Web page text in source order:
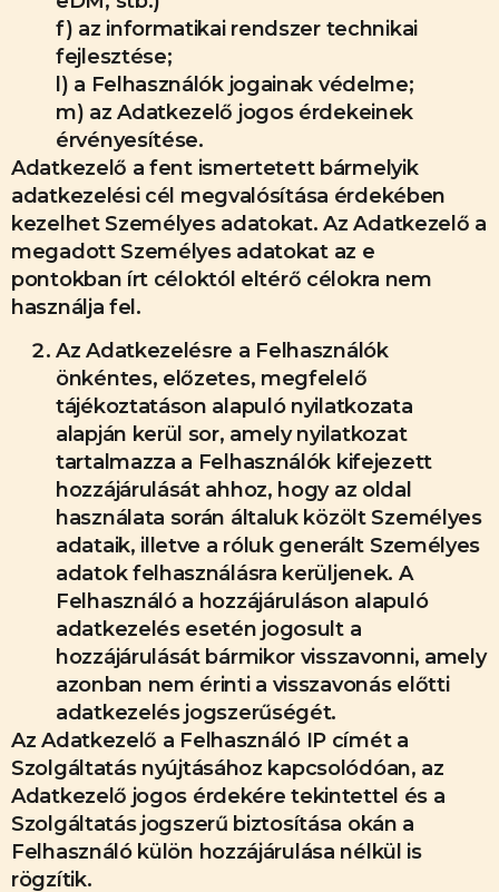
f) az informatikai rendszer technikai
fejlesztése;
l) a Felhasználók jogainak védelme;
m) az Adatkezelő jogos érdekeinek
érvényesítése.
Adatkezelő a fent ismertetett bármelyik
adatkezelési cél megvalósítása érdekében
kezelhet Személyes adatokat. Az Adatkezelő a
megadott Személyes adatokat az e
pontokban írt céloktól eltérő célokra nem
használja fel.
Az Adatkezelésre a Felhasználók
önkéntes, előzetes, megfelelő
tájékoztatáson alapuló nyilatkozata
alapján kerül sor, amely nyilatkozat
tartalmazza a Felhasználók kifejezett
hozzájárulását ahhoz, hogy az oldal
használata során általuk közölt Személyes
adataik, illetve a róluk generált Személyes
adatok felhasználásra kerüljenek. A
Felhasználó a hozzájáruláson alapuló
adatkezelés esetén jogosult a
hozzájárulását bármikor visszavonni, amely
azonban nem érinti a visszavonás előtti
adatkezelés jogszerűségét.
Az Adatkezelő a Felhasználó IP címét a
Szolgáltatás nyújtásához kapcsolódóan, az
Adatkezelő jogos érdekére tekintettel és a
Szolgáltatás jogszerű biztosítása okán a
Felhasználó külön hozzájárulása nélkül is
rögzítik.